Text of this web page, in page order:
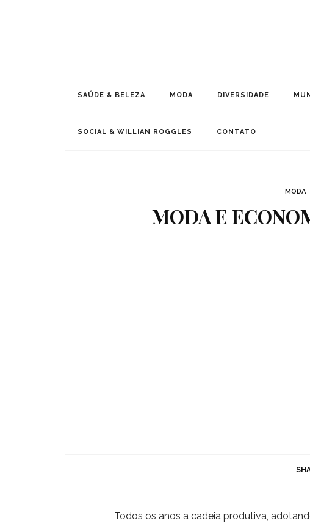
SAÚDE & BELEZA MODA DIVERSIDADE
SOCIAL & WILLIAN ROGGLES CONTATO
MODA
MODA E
Todos os anos a cadeia produtiva,